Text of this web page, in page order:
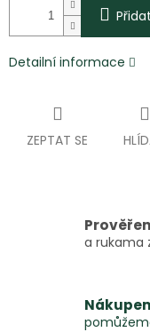
Detailní informace
ZEPTAT SE
a rukama